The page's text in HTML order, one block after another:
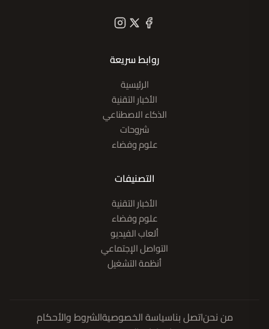
روابط سريعة
الرئيسية
الأخبار التقنية
الذكاء الاصطناعي
شروحات
علوم وفضاء
التصنيفات
الأخبار التقنية
علوم وفضاء
ألعاب الفيديو
التواصل الإجتماعي
أنظمة التشغيل
من نحناتصل بناسياسة الخصوصيةالشروط والأحكام